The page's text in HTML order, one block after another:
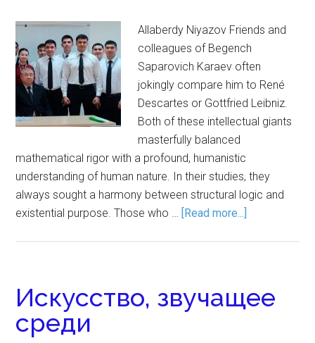
Allaberdy Niyazov Friends and
colleagues of Begench
Saparovich Karaev often
jokingly compare him to René
Descartes or Gottfried Leibniz.
Both of these intellectual giants
masterfully balanced
mathematical rigor with a profound, humanistic
understanding of human nature. In their studies, they
always sought a harmony between structural logic and
existential purpose. Those who … [Read more...]
Искусство, звучащее
среди